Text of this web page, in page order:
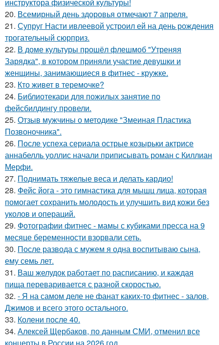
20. Всемирный день здоровья отмечают 7 апреля.
21. Супруг Насти ивлеевой устроил ей на день рождения
трогательный сюрприз.
22. В доме культуры прошёл флешмоб "Утреняя
Зарядка", в котором приняли участие девушки и
женщины, занимающиеся в фитнес - кружке.
23. Кто живет в теремочке?
24. Библиотекари для пожилых занятие по
фейсбилдингу провели.
25. Отзыв мужчины о методике "Змеиная Пластика
Позвоночника".
26. После успеха сериала острые козырьки актрисе
аннабелль уоллис начали приписывать роман с Киллиан
Мерфи.
27. Поднимать тяжелые веса и делать кардио!
28. Фейс йога - это гимнастика для мышц лица, которая
помогает сохранить молодость и улучшить вид кожи без
уколов и операций.
29. Фотографии фитнес - мамы с кубиками пресса на 9
месяце беременности взорвали сеть.
30. После развода с мужем я одна воспитываю сына,
ему семь лет.
31. Ваш желудок работает по расписанию, и каждая
пища переваривается с разной скоростью.
32. - Я на самом деле не фанат каких-то фитнес - залов,
Джимов и всего этого остального.
33. Колени после 40.
34. Алексей Щербаков, по данным СМИ, отменил все
концерты в России на 2026 год.